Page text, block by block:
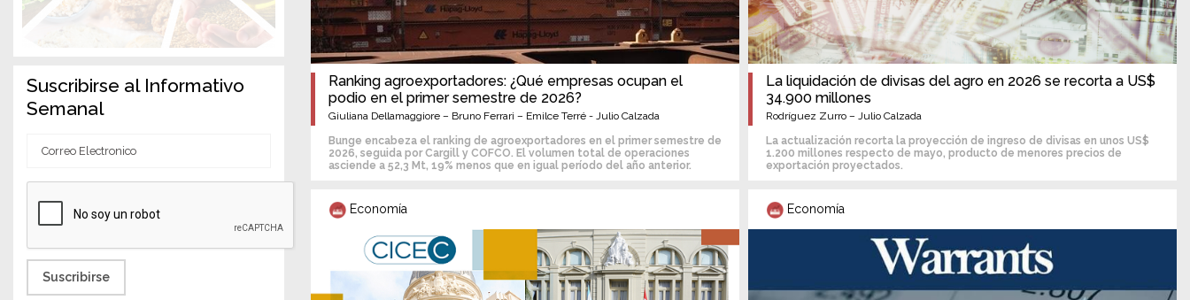
Ranking agroexportadores: ¿Qué empresas ocupan el
podio en el primer semestre de 2026?
Giuliana Dellamaggiore – Bruno Ferrari – Emilce Terré - Julio Calzada
Bunge encabeza el ranking de agroexportadores en el primer semestre de
2026, seguida por Cargill y COFCO. El volumen total de operaciones
asciende a 52,3 Mt, 19% menos que en igual período del año anterior.
La liquidación de divisas del agro en 2026 se recorta a US$
34.900 millones
Rodríguez Zurro – Julio Calzada
La actualización recorta la proyección de ingreso de divisas en unos US$
1.200 millones respecto de mayo, producto de menores precios de
exportación proyectados.
Economía Economía
Suscribirse al Informativo
Semanal
Correo
Suscribirse